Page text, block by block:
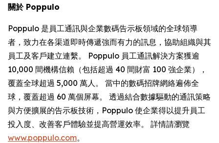
關於 Poppulo
Poppulo 是員工通訊與企業數碼告示板領域的全球領導
者，致力在各渠道即時傳遞強而有力的訊息，協助組織與其
員工及客戶建立連繫。 Poppulo 員工通訊解決方案獲逾
10,000 間機構信賴（包括超過 40 間財富 100 強企業），
覆蓋全球超過 5,000 萬人。 當中的數碼招牌網絡遍佈全
球，覆蓋超過 60 萬個屏幕。 透過結合數據驅動的通訊策略
與方便擴展的告示板技術，Poppulo 使企業得以提升員工
投入度、改善客戶體驗並提高營運效率。 詳情請瀏覽
www.poppulo.com。